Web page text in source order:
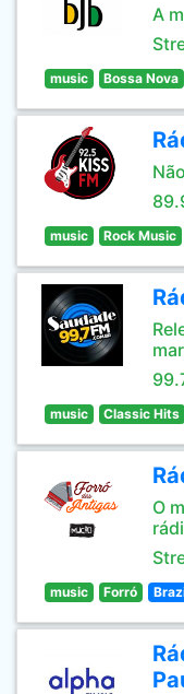
A
music Bossa Nova
music Rock Music
music Classic Hits
O
music Forró